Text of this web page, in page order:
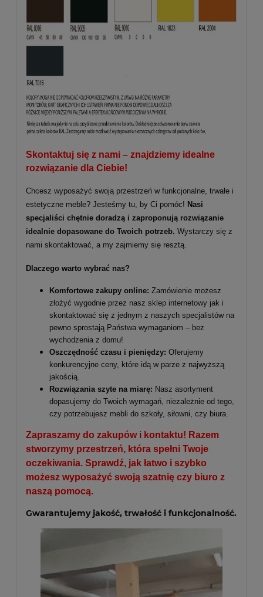
Skontaktuj się z nami – znajdziemy idealne
rozwiązanie dla Ciebie!
Chcesz wyposażyć swoją przestrzeń w funkcjonalne, trwałe i
estetyczne meble? Jesteśmy tu, by Ci pomóc! Nasi
specjaliści chętnie doradzą i zaproponują rozwiązanie
idealnie dopasowane do Twoich potrzeb. Wystarczy się z
nami skontaktować, a my zajmiemy się resztą.
Dlaczego warto wybrać nas?
Komfortowe zakupy online: Zamówienie możesz
złożyć wygodnie przez nasz sklep internetowy jak i
skontaktować się z jednym z naszych specjalistów na
pewno sprostają Państwa wymaganiom – bez
wychodzenia z domu!
Oszczędność czasu i pieniędzy: Oferujemy
konkurencyjne ceny, które idą w parze z najwyższą
jakością.
Rozwiązania szyte na miarę: Nasz asortyment
dopasujemy do Twoich wymagań, niezależnie od tego,
czy potrzebujesz mebli do szkoły, siłowni, czy biura.
Zapraszamy do zakupów i kontaktu! Razem
stworzymy przestrzeń, która spełni Twoje
oczekiwania. Sprawdź, jak łatwo i szybko
możesz wyposażyć swoją szatnię czy biuro z
naszą pomocą.
Gwarantujemy jakość, trwałość i funkcjonalność.